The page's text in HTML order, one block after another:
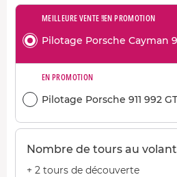
MEILLEURE VENTE !EN PROMOTION
Pilotage Porsche Cayman
EN PROMOTION
Pilotage Porsche 911 992
Nombre de tours au volant
+ 2 tours de découverte